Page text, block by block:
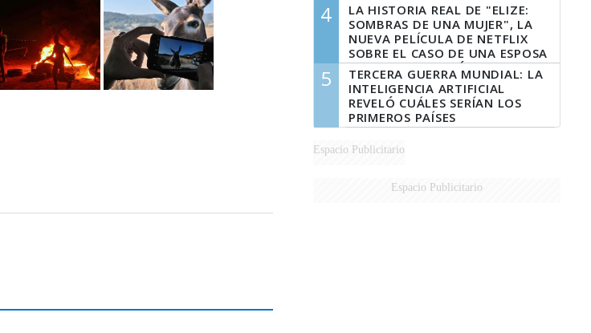
4
LA HISTORIA REAL DE "ELIZE:
SOMBRAS DE UNA MUJER", LA
NUEVA PELÍCULA DE NETFLIX
SOBRE EL CASO DE UNA ESPOSA
QUE DESCUARTIZÓ A SU
MARIDO
5
TERCERA GUERRA MUNDIAL: LA
INTELIGENCIA ARTIFICIAL
REVELÓ CUÁLES SERÍAN LOS
PRIMEROS PAÍSES
LATINOAMERICANOS EN SER
DERROTADOS
Espacio Publicitario
Espacio Publicitario